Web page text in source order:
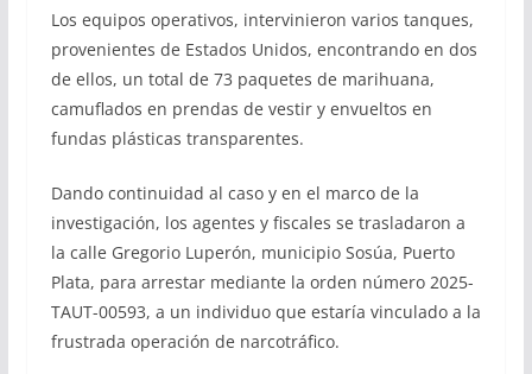
Los equipos operativos, intervinieron varios tanques,
provenientes de Estados Unidos, encontrando en dos
de ellos, un total de 73 paquetes de marihuana,
camuflados en prendas de vestir y envueltos en
fundas plásticas transparentes.
Dando continuidad al caso y en el marco de la
investigación, los agentes y fiscales se trasladaron a
la calle Gregorio Luperón, municipio Sosúa, Puerto
Plata, para arrestar mediante la orden número 2025-
TAUT-00593, a un individuo que estaría vinculado a la
frustrada operación de narcotráfico.